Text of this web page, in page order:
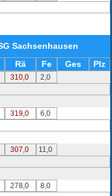
Sachsenhausen
Rä Fe Ges Plz
310,0
2,0
319,0
6,0
307,0
11,0
278,0
8,0